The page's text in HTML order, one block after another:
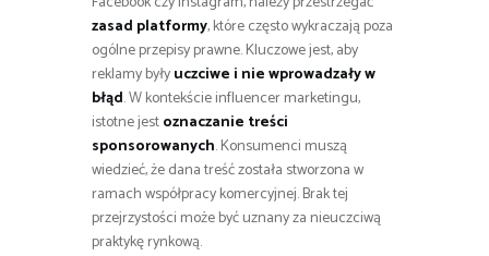
zasad platformy, które często wykraczają poza
ogólne przepisy prawne. Kluczowe jest, aby
reklamy byłyuczciwe i nie wprowadzały w
błąd. W kontekście influencer marketingu,
istotne jestoznaczanie treści
sponsorowanych. Konsumenci muszą
wiedzieć, że dana treść została stworzona w
ramach współpracy komercyjnej. Brak tej
przejrzystości może być uznany za nieuczciwą
praktykę rynkową.